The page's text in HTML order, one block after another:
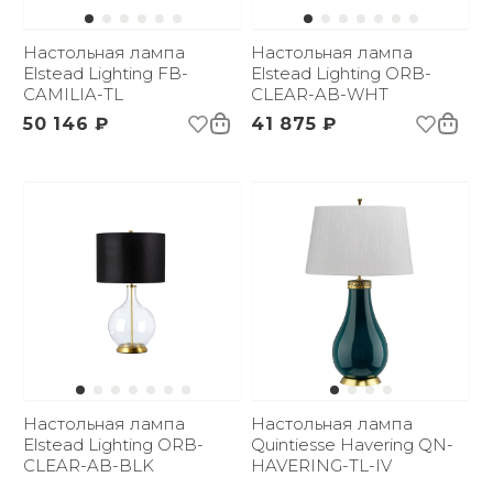
Настольная лампа
Elstead Lighting FB-
CAMILIA-TL
50 146 ₽
Настольная лампа
Elstead Lighting ORB-
CLEAR-AB-WHT
41 875 ₽
Настольная лампа
Elstead Lighting ORB-
CLEAR-AB-BLK
Настольная лампа
Quintiesse Havering QN-
HAVERING-TL-IV